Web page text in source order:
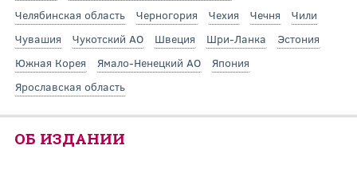
Челябинская область
Черногория Чехия Чечня
Чили
Чувашия
Чукотский АО Швеция Шри-Ланка
Эстония
Южная Корея
Ямало-Ненецкий АО
Япония
Ярославская область
ОБ ИЗДАНИИ